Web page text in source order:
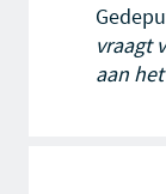
vraagt
aan